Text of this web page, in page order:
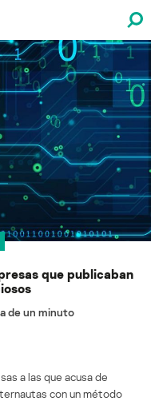
que publicaban
de un minuto
a las que acusa de
con un método